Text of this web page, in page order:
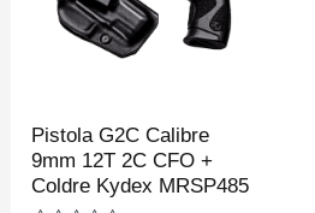
Pistola G2C Calibre
9mm 12T 2C CFO +
Coldre Kydex MRSP485